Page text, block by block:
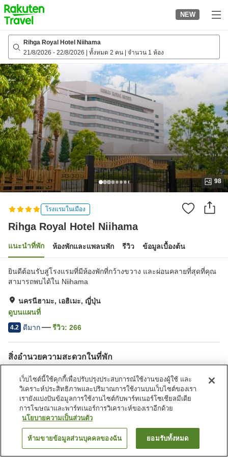
to
top
page
NEW
Rihga Royal Hotel Niihama
21/8/2026 - 22/8/2026 ทั้งหมด 2 คน จำนวน 1 ห้อง
98
โรงแรมในเมือง
Rihga Royal Hotel Niihama
แนะนำที่พัก ห้องพักและแพลนพัก รีวิว ข้อมูลเบื้องต้น
ยินดีต้อนรับสู่โรงแรมที่มีห้องพักที่กว้างขวาง และผ่อนคลายที่สุดที่คุณ
สามารถพบได้ใน Niihama
นครนีฮามะ, เอฮิเมะ, ญี่ปุ่น
ดูบนแผนที่
4.2 ดีมาก รีวิว: 266
สิ่งอำนวยความสะดวกในที่พัก
บาร์
มีพื้นที่สำหรับสูบบุหรี่
หน้าแรก ญี่ปุ่น เอฮิเมะ
นครนีฮามะ
Rihga Royal Hotel Niihama
ค้นหาห้องพัก
เว็บไซต์นี้ใช้คุกกี้เพื่อปรับปรุงประสบการณ์ใช้งานของผู้ใช้ และ
วิเคราะห์ประสิทธิภาพและปริมาณการใช้งานบนเว็บไซต์ของเรา
เรายังแบ่งปันข้อมูลการใช้งานไซต์กับพาร์ทเนอร์โซเชียลมีเดีย
การโฆษณาและพาร์ทเนอร์การวิเคราะห์ของเราอีกด้วย
นโยบายความเป็นส่วนตัว
ห้ามขายข้อมูลส่วนบุคคลของฉัน ยอมรับทั้งหมด